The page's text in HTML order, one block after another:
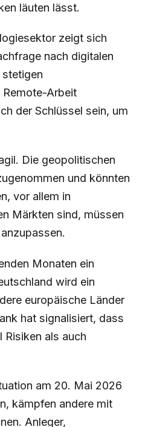
läuten lässt.
zeigt sich
nach digitalen
stetigen
Arbeit
der Schlüssel sein, um
Die geopolitischen
und könnten
vor allem in
Märkten sind, müssen
Monaten ein
wird ein
europäische Länder
hat signalisiert, dass
als auch
am 20. Mai 2026
kämpfen andere mit
Anleger,